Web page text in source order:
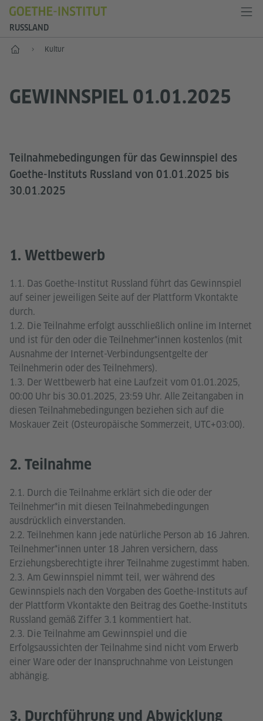
RUSSLAND
Start Kultur
GEWINNSPIEL 01.01.2025
Teilnahmebedingungen für das Gewinnspiel des
Goethe-Instituts Russland von 01.01.2025 bis
30.01.2025
1. Wettbewerb
1.1. Das Goethe-Institut Russland führt das Gewinnspiel
auf seiner jeweiligen Seite auf der Plattform Vkontakte
durch.
1.2. Die Teilnahme erfolgt ausschließlich online im Internet
und ist für den oder die Teilnehmer*innen kostenlos (mit
Ausnahme der Internet-Verbindungsentgelte der
Teilnehmerin oder des Teilnehmers).
1.3. Der Wettbewerb hat eine Laufzeit vom 01.01.2025,
00:00 Uhr bis 30.01.2025, 23:59 Uhr. Alle Zeitangaben in
diesen Teilnahmebedingungen beziehen sich auf die
Moskauer Zeit (Osteuropäische Sommerzeit, UTC+03:00).
2. Teilnahme
2.1. Durch die Teilnahme erklärt sich die oder der
Teilnehmer*in mit diesen Teilnahmebedingungen
ausdrücklich einverstanden.
2.2. Teilnehmen kann jede natürliche Person ab 16 Jahren.
Teilnehmer*innen unter 18 Jahren versichern, dass
Erziehungsberechtigte ihrer Teilnahme zugestimmt haben.
2.3. Am Gewinnspiel nimmt teil, wer während des
Gewinnspiels nach den Vorgaben des Goethe-Instituts auf
der Plattform Vkontakte den Beitrag des Goethe-Instituts
Russland gemäß Ziffer 3.1 kommentiert hat.
2.3. Die Teilnahme am Gewinnspiel und die
Erfolgsaussichten der Teilnahme sind nicht vom Erwerb
einer Ware oder der Inanspruchnahme von Leistungen
abhängig.
3. Durchführung und Abwicklung